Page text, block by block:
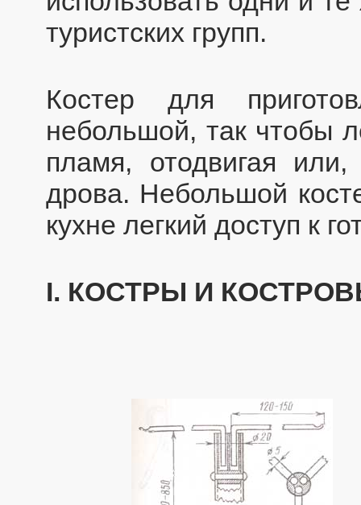
туристских групп.
Костер для
небольшой, так чтобы
пламя, отодвигая
дрова. Небольшой
кухне легкий доступ к
I. КОСТРЫ И